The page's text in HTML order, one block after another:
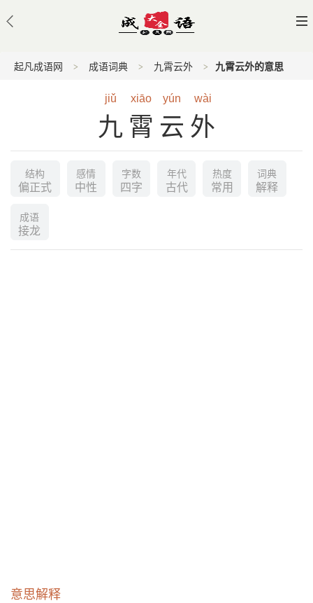
起凡成语网 成语词典 九霄云外 九霄云外的意思
jiǔ xiāo yún wài
九霄云外
结构
偏正式
感情
中性
字数
四字
年代
古代
热度
常用
词典
解释
成语
接龙
意思解释